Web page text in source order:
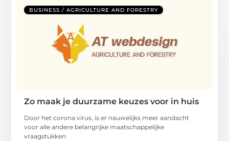
BUSINESS / AGRICULTURE AND FORESTRY
Zo maak je duurzame keuzes voor in huis
Door het corona virus, is er nauwelijks meer aandacht
voor alle andere belangrijke maatschappelijke
vraagstukken